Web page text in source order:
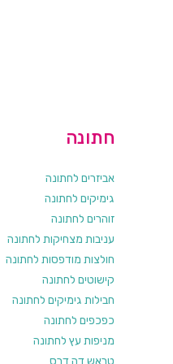
חתונה
אביזרים לחתונה
גימיקים לחתונה
זוהרים לחתונה
עניבות מצחיקות לחתונה
חולצות מודפסות לחתונה
קישוטים לחתונה
חבילות גימיקים לחתונה
כפכפים לחתונה
מניפות עץ לחתונה